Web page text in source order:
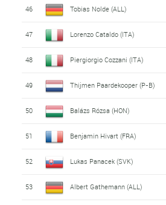
46 Tobias Nolde (ALL)
47 Lorenzo Cataldo (ITA)
48 Piergiorgio Cozzani (ITA)
49 Thijmen Paardekooper (P-B)
50 Balázs Rózsa (HON)
51 Benjamin Hivart (FRA)
52 Lukas Panacek (SVK)
53 Albert Gathemann (ALL)